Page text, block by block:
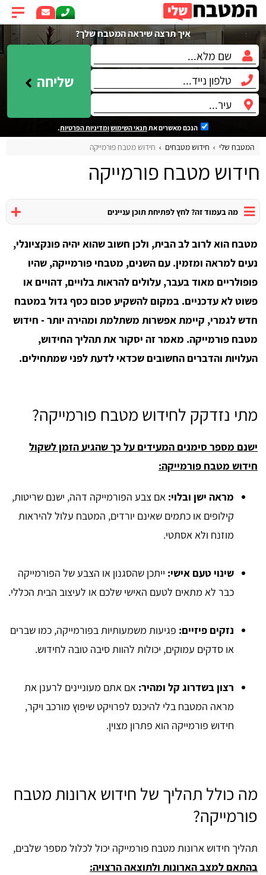
איך תרצה שיראה המטבח שלך?
שליחה
הנכם מאשרים את תנאי השימושומדיניות הפרטיות.
המטבח שלי חידוש מטבחים חידוש מטבח פורמייקה
חידוש מטבח פורמייקה
מה בעמוד זה? לחץ לפתיחת תוכן עניינים
מטבח הוא לרוב לב הבית, ולכן חשוב שהוא יהיה פונקציונלי,
נעים למראה ומזמין. עם השנים, מטבחי פורמייקה, שהיו
פופולריים מאוד בעבר, עלולים להראות בלויים, דהויים או
פשוט לא עדכניים. במקום להשקיע סכום כסף גדול במטבח
חדש לגמרי, קיימת אפשרות משתלמת ומהירה יותר - חידוש
מטבח פורמייקה. מאמר זה יסקור את תהליך החידוש,
העלויות והדברים החשובים שכדאי לדעת לפני שמתחילים.
מתי נזדקק לחידוש מטבח פורמייקה?
ישנם מספר סימנים המעידים על כך שהגיע הזמן לשקול
חידוש מטבח פורמייקה:
מראה ישן ובלוי: אם צבע הפורמייקה דהה, ישנם שריטות,
קילופים או כתמים שאינם יורדים, המטבח עלול להיראות
מוזנח ולא אסתטי.
שינוי טעם אישי: ייתכן שהסגנון או הצבע של הפורמייקה
כבר לא מתאים לטעם האישי שלכם או לעיצוב הבית הכללי.
נזקים פיזיים: פגיעות משמעותיות בפורמייקה, כמו שברים
או סדקים עמוקים, יכולות להוות סיבה טובה לחידוש.
רצון בשדרוג קל ומהיר: אם אתם מעוניינים לרענן את
מראה המטבח בלי להיכנס לפרויקט שיפוץ מורכב ויקר,
חידוש פורמייקה הוא פתרון מצוין.
מה כולל תהליך של חידוש ארונות מטבח
פורמייקה?
תהליך חידוש ארונות מטבח פורמייקה יכול לכלול מספר שלבים,
בהתאם למצב הארונות ולתוצאה הרצויה: